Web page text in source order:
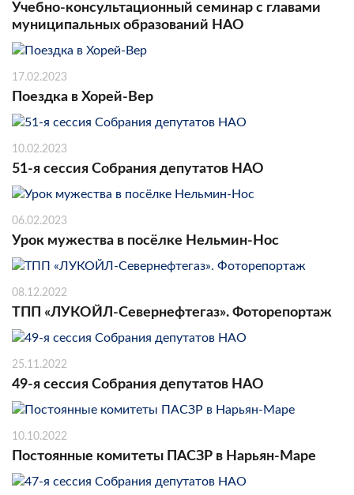
Учебно-консультационный семинар с главами
муниципальных образований НАО
17.02.2023
Поездка в Хорей-Вер
10.02.2023
51-я сессия Собрания депутатов НАО
06.02.2023
Урок мужества в посёлке Нельмин-Нос
08.12.2022
ТПП «ЛУКОЙЛ-Севернефтегаз». Фоторепортаж
25.11.2022
49-я сессия Собрания депутатов НАО
10.10.2022
Постоянные комитеты ПАСЗР в Нарьян-Маре